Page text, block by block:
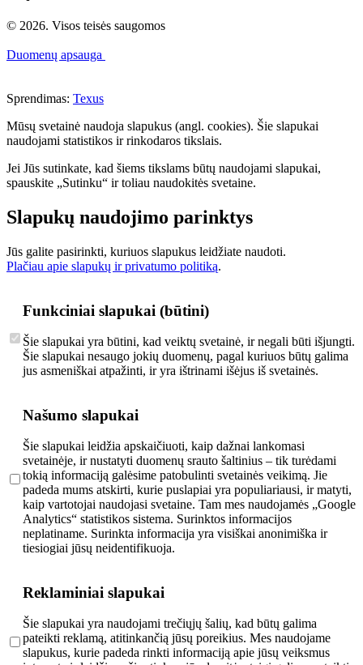
© 2026. Visos teisės saugomos
Duomenų apsauga
Sprendimas: Texus
Mūsų svetainė naudoja slapukus (angl. cookies). Šie slapukai
naudojami statistikos ir rinkodaros tikslais.
Jei Jūs sutinkate, kad šiems tikslams būtų naudojami slapukai,
spauskite „Sutinku“ ir toliau naudokitės svetaine.
Slapukų naudojimo parinktys
Jūs galite pasirinkti, kuriuos slapukus leidžiate naudoti.
Plačiau apie slapukų ir privatumo politiką.
Funkciniai slapukai (būtini)
Šie slapukai yra būtini, kad veiktų svetainė, ir negali būti išjungti.
Šie slapukai nesaugo jokių duomenų, pagal kuriuos būtų galima
jus asmeniškai atpažinti, ir yra ištrinami išėjus iš svetainės.
Našumo slapukai
Šie slapukai leidžia apskaičiuoti, kaip dažnai lankomasi
svetainėje, ir nustatyti duomenų srauto šaltinius – tik turėdami
tokią informaciją galėsime patobulinti svetainės veikimą. Jie
padeda mums atskirti, kurie puslapiai yra populiariausi, ir matyti,
kaip vartotojai naudojasi svetaine. Tam mes naudojamės „Google
Analytics“ statistikos sistema. Surinktos informacijos
neplatiname. Surinkta informacija yra visiškai anonimiška ir
tiesiogiai jūsų neidentifikuoja.
Reklaminiai slapukai
Šie slapukai yra naudojami trečiųjų šalių, kad būtų galima
pateikti reklamą, atitinkančią jūsų poreikius. Mes naudojame
slapukus, kurie padeda rinkti informaciją apie jūsų veiksmus